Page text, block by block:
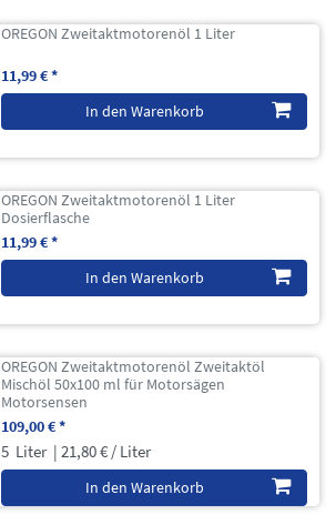
OREGON Zweitaktmotorenöl 1 Liter
11,99 € *
In den Warenkorb
OREGON Zweitaktmotorenöl 1 Liter
Dosierflasche
11,99 € *
In den Warenkorb
OREGON Zweitaktmotorenöl Zweitaktöl
Mischöl 50x100 ml für Motorsägen
Motorsensen
109,00 € *
5 Liter | 21,80 € / Liter
In den Warenkorb